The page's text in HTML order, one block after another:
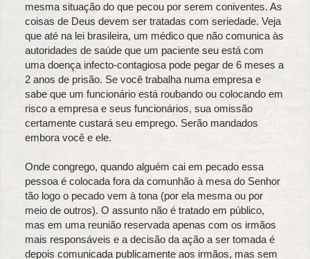
mesma situação do que pecou por serem coniventes. As
coisas de Deus devem ser tratadas com seriedade. Veja
que até na lei brasileira, um médico que não comunica às
autoridades de saúde que um paciente seu está com
uma doença infecto-contagiosa pode pegar de 6 meses a
2 anos de prisão. Se você trabalha numa empresa e
sabe que um funcionário está roubando ou colocando em
risco a empresa e seus funcionários, sua omissão
certamente custará seu emprego. Serão mandados
embora você e ele.
Onde congrego, quando alguém cai em pecado essa
pessoa é colocada fora da comunhão à mesa do Senhor
tão logo o pecado vem à tona (por ela mesma ou por
meio de outros). O assunto não é tratado em público,
mas em uma reunião reservada apenas com os irmãos
mais responsáveis e a decisão da ação a ser tomada é
depois comunicada publicamente aos irmãos, mas sem